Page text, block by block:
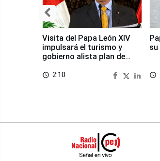
Visita del Papa León XIV
impulsará el turismo y
gobierno alista plan de
access_time 2:10
su
access_time